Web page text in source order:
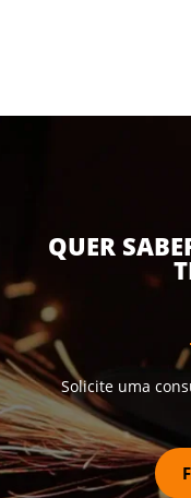
QUER
Solicite uma